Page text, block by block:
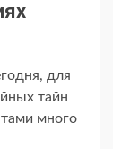
для
тайн
много